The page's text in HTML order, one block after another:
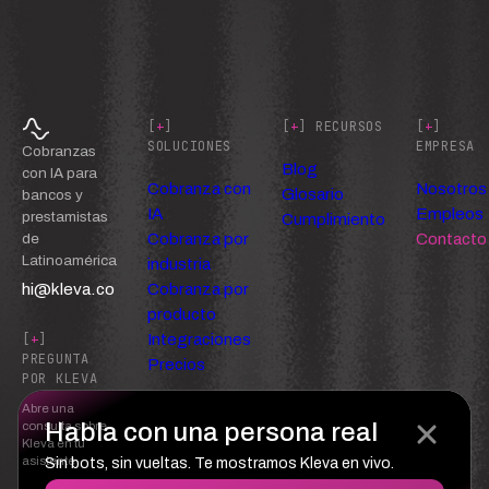
Habla con una persona real
Sin bots, sin vueltas. Te mostramos Kleva en vivo.
Cobranzas
con IA para
bancos y
prestamistas
de
Latinoamérica
hi@kleva.co
[+]
PREGUNTA
POR KLEVA
Abre una
consulta sobre
Kleva en tu
asistente
[+]
SOLUCIONES
Cobranza con
IA
Cobranza por
industria
Cobranza por
producto
Integraciones
Precios
[+] RECURSOS
Blog
Glosario
Cumplimiento
[+]
EMPRESA
Nosotros
Empleos
Contacto